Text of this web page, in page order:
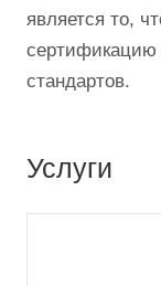
является то,
сертификацию
стандартов.
Услуги